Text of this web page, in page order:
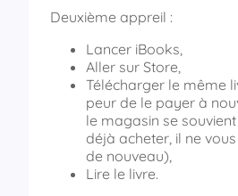
Deuxième appreil :
Lancer iBooks,
Aller sur Store,
Télécharger le même
peur de le payer à
le magasin se souvient
déjà acheter, il ne
de nouveau),
Lire le livre.